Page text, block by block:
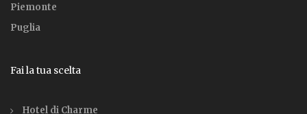
Piemonte
Puglia
Fai la tua scelta
Hotel di Charme